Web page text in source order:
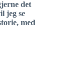
det
jeg se
med